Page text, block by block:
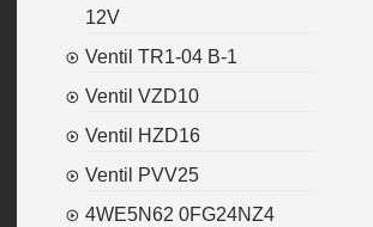
12V
Ventil TR1-04 B-1
Ventil VZD10
Ventil HZD16
Ventil PVV25
4WE5N62 0FG24NZ4